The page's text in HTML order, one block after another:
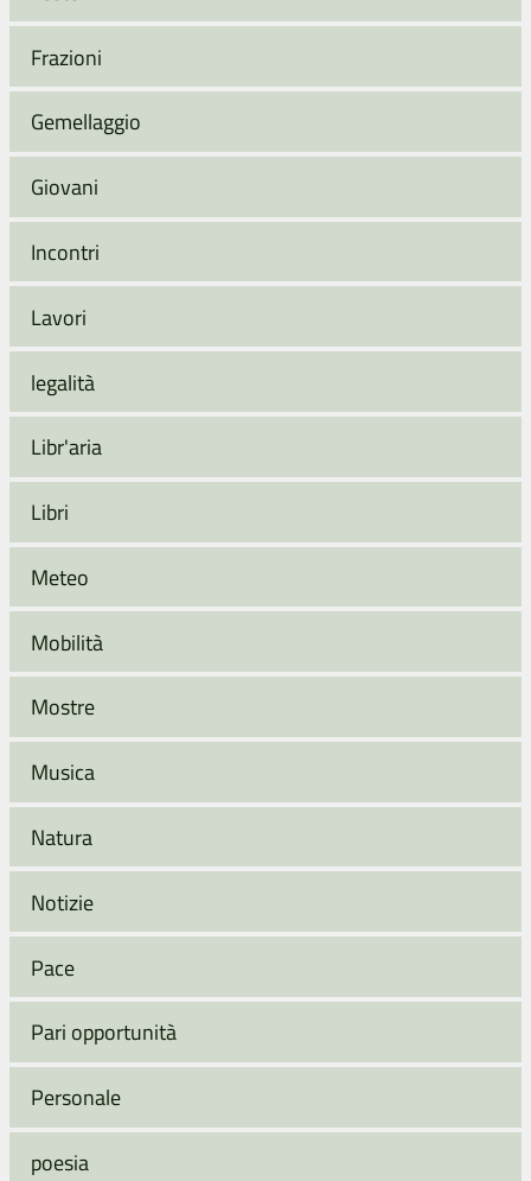
Frazioni
Gemellaggio
Giovani
Incontri
Lavori
legalità
Libr'aria
Libri
Meteo
Mobilità
Mostre
Musica
Natura
Notizie
Pace
Pari opportunità
Personale
poesia